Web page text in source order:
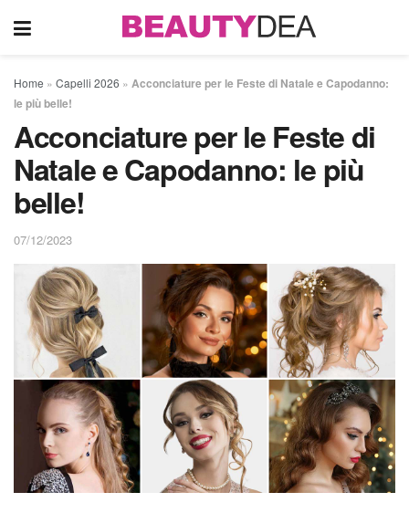
Home » Capelli 2026 » Acconciature per le Feste di Natale e Capodanno:
le più belle!
Acconciature per le Feste di
Natale e Capodanno: le più
belle!
07/12/2023